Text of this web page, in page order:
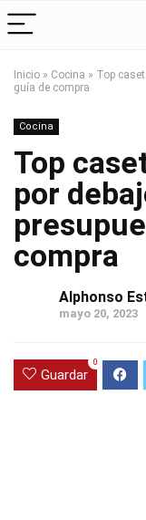
Inicio » Cocina » Top
guía de compra
Cocina
Top
por
compra
Alphonso
mayo 20, 2023
Guardar
0